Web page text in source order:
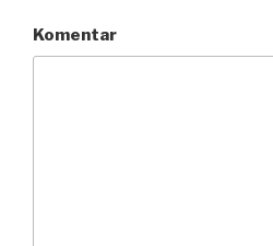
Komentar